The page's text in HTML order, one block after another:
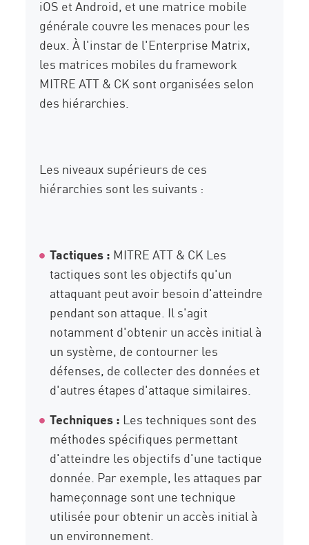
iOS et Android, et une matrice mobile
générale couvre les menaces pour les
deux. À l'instar de l'Enterprise Matrix,
les matrices mobiles du framework
MITRE ATT & CK sont organisées selon
des hiérarchies.
Les niveaux supérieurs de ces
hiérarchies sont les suivants :
Tactiques : MITRE ATT & CK Les
tactiques sont les objectifs qu'un
attaquant peut avoir besoin d'atteindre
pendant son attaque. Il s'agit
notamment d'obtenir un accès initial à
un système, de contourner les
défenses, de collecter des données et
d'autres étapes d'attaque similaires.
Techniques : Les techniques sont des
méthodes spécifiques permettant
d'atteindre les objectifs d'une tactique
donnée. Par exemple, les attaques par
hameçonnage sont une technique
utilisée pour obtenir un accès initial à
un environnement.